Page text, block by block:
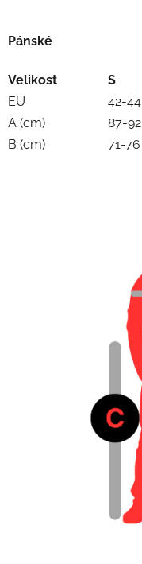
Pánské
Velikost S
EU
42-44
A (cm)
87-92
B (cm)
71-76